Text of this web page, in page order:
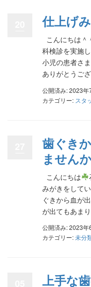
仕上げ
こんにちは
科検診を実施
小児の患者さ
ありがとうご
公開済み: 2023年
カテゴリー: スタ
歯ぐき
ません
こんにちは
みがきをして
ぐきから血が
が出てもあま
公開済み: 2023年
カテゴリー:未分
上手な